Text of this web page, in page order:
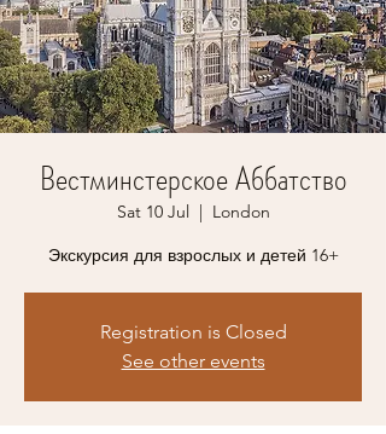
Вестминстерское Аббатство
Sat 10 Jul
  |
London
Экскурсия для взрослых и детей 16+
Registration is Closed
See other events